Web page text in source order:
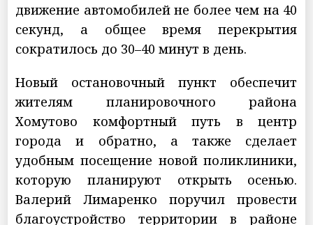
движение автомобилей не более чем на 40
секунд, а общее время перекрытия
сократилось до 30–40 минут в день.
Новый остановочный пункт обеспечит
жителям планировочного района
Хомутово комфортный путь в центр
города и обратно, а также сделает
удобным посещение новой поликлиники,
которую планируют открыть осенью.
Валерий Лимаренко поручил провести
благоустройство территории в районе